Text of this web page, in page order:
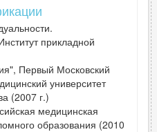
прикладной
Первый Московский
университет
(2007 г.)
медицинская
образования (2010